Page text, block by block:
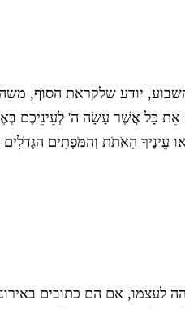
יודע שלקראת הסוף,
כָּל אֲשֶׁר עָשָׂה ה' לְעֵינֵיכֶם
עֵינֶיךָ הָאֹתֹת וְהַמֹּפְתִים
לעצמו, אם הם כתובים